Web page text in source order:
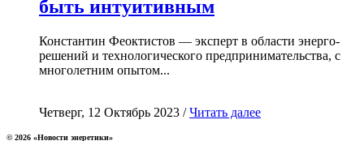
быть интуитивным
Константин Феоктистов — эксперт в области энерго-
решений и технологического предпринимательства, с
многолетним опытом...
Четверг, 12 Октябрь 2023 /Читать далее
© 2026 «Новости энеретики»